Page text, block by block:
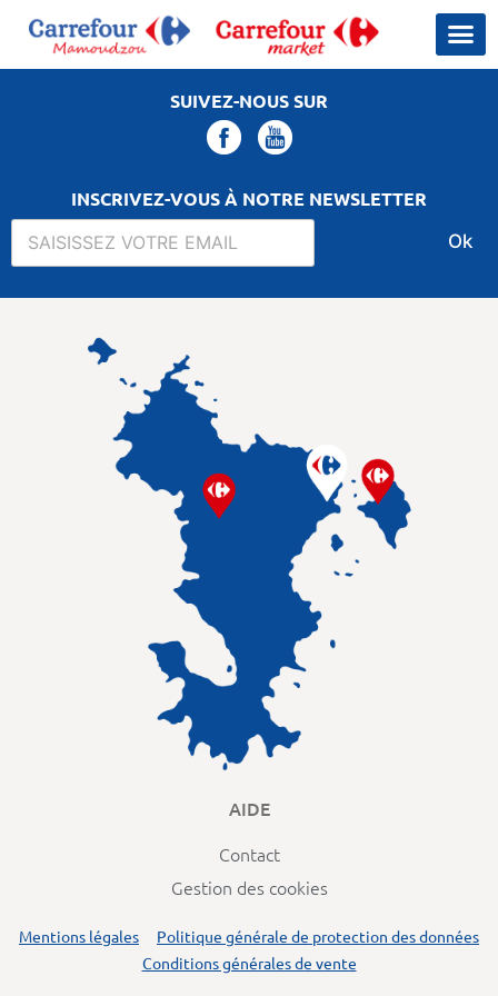
SUIVEZ-NOUS SUR
INSCRIVEZ-VOUS À NOTRE NEWSLETTER
Ok
AIDE
Contact
Gestion des cookies
Mentions légales
Politique générale de protection des données
Conditions générales de vente